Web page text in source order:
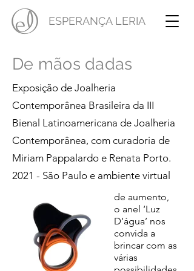
ESPERANÇA LERIA
De mãos dadas
Exposição de Joalheria
Contemporânea Brasileira da III
Bienal Latinoamericana de Joalheria
Contemporânea, com curadoria de
Miriam Pappalardo e Renata Porto.
2021 - São Paulo e ambiente virtual
uma
brincadeira de
infância com
uma lâmpada
incandescente
água, se
transformava
de aumento,
o anel ‘Luz
D’água’ nos
convida a
brincar com as
várias
Cruz
Essa peça de
mão e de
colo
representa a
dor que a
população
de rua sente,
mesmo com
o grande
auxílio de
muitos
cidadãos
que
trabalham
para aliviar a
fome, o frio
e a solidão
dessas